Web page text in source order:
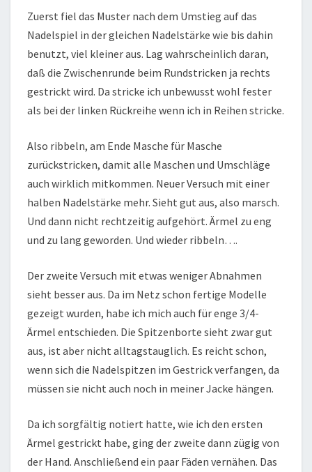
Zuerst fiel das Muster nach dem Umstieg auf das
Nadelspiel in der gleichen Nadelstärke wie bis dahin
benutzt, viel kleiner aus. Lag wahrscheinlich daran,
daß die Zwischenrunde beim Rundstricken ja rechts
gestrickt wird. Da stricke ich unbewusst wohl fester
als bei der linken Rückreihe wenn ich in Reihen stricke.
Also ribbeln, am Ende Masche für Masche
zurückstricken, damit alle Maschen und Umschläge
auch wirklich mitkommen. Neuer Versuch mit einer
halben Nadelstärke mehr. Sieht gut aus, also marsch.
Und dann nicht rechtzeitig aufgehört. Ärmel zu eng
und zu lang geworden. Und wieder ribbeln….
Der zweite Versuch mit etwas weniger Abnahmen
sieht besser aus. Da im Netz schon fertige Modelle
gezeigt wurden, habe ich mich auch für enge 3/4-
Ärmel entschieden. Die Spitzenborte sieht zwar gut
aus, ist aber nicht alltagstauglich. Es reicht schon,
wenn sich die Nadelspitzen im Gestrick verfangen, da
müssen sie nicht auch noch in meiner Jacke hängen.
Da ich sorgfältig notiert hatte, wie ich den ersten
Ärmel gestrickt habe, ging der zweite dann zügig von
der Hand. Anschließend ein paar Fäden vernähen. Das